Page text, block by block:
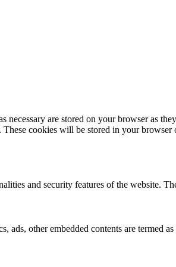
are stored on your browser as
These cookies will be stored in your
and security features of the website.
other embedded contents are termed as